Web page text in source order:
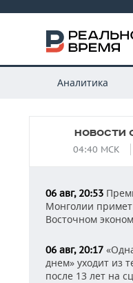
Аналитика
НОВОСТИ
04:40 МСК
06 авг, 20:53
Монголии примет
Восточном
06 авг, 20:17
днем» уходит из
после 13 лет на